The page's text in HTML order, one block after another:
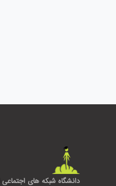
دانشگاه شبکه های اجتماعی